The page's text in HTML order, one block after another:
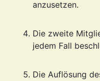
anzusetzen.
Die zweite
jedem Fall
Die Auflösung